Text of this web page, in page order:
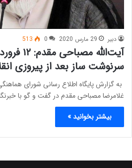
دبیر 29 مارس 2020 0
513
سرنوشت ساز بعد از پیروزی
به گزارش پایگاه اطلاع رسانی شورای
غلامرضا مصباحی مقدم در گفت و گو با
بیشتر بخوانید »